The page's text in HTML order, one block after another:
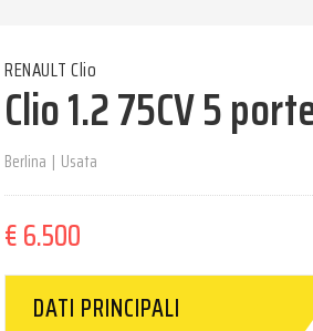
RENAULT Clio
Clio 1.2 75CV 5
Berlina | Usata
€ 6.500
DATI PRINCIPALI